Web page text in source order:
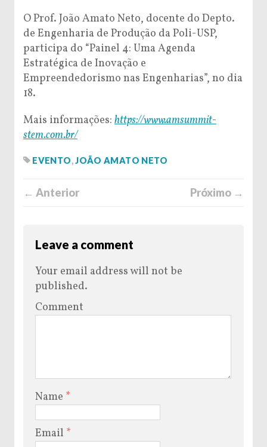
O Prof. João Amato Neto, docente do Depto.
de Engenharia de Produção da Poli-USP,
participa do “Painel 4: Uma Agenda
Estratégica de Inovação e
Empreendedorismo nas Engenharias”, no dia
18.
Mais informações: https://www.amsummit-
stem.com.br/
EVENTO,JOÃO AMATO NETO
← Anterior Próximo →
Leave a comment
Your email address will not be
published.
Comment
Name *
Email *